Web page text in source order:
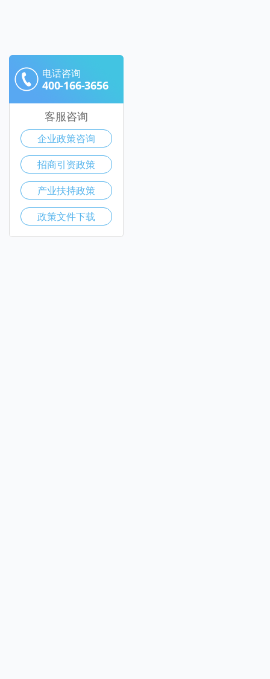
电话咨询
400-166-3656
客服咨询
企业政策咨询
招商引资政策
产业扶持政策
政策文件下载